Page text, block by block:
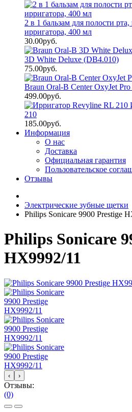
2 в 1 бальзам для полости
ирригатора, 400 мл
30.00руб.
3D White Deluxe (DB4.010)
75.00руб.
Braun Oral-B Center OxyJet
499.00руб.
210
185.00руб.
Информация
О нас
Доставка
Официальная гарантия
Пользовательское
Отзывы
Электрические зубные щетки
Philips Sonicare 9900 Prestige
Philips Sonicare
HX9992/11
‹ ›
Отзывы:
(0)